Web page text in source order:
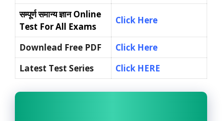
सम्पूर्ण समान्य ज्ञानOnline
Test For All Exams
Click Here
Downlead Free PDF
Click Here
Latest Test Series
Click HERE